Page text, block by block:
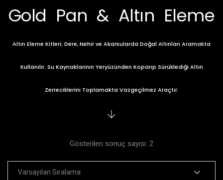
Gold Pan & Altın Eleme
Altın Eleme Kitleri; Dere, Nehir ve Akarsularda Doğal Altınları Aramakta
Kullanılır. Su Kaynaklarının Yeryüzünden Koparıp Sürüklediği Altın
Zerreciklerini Toplamakta Vazgeçilmez Araçtır.
Gösterilen sonuç sayısı: 2